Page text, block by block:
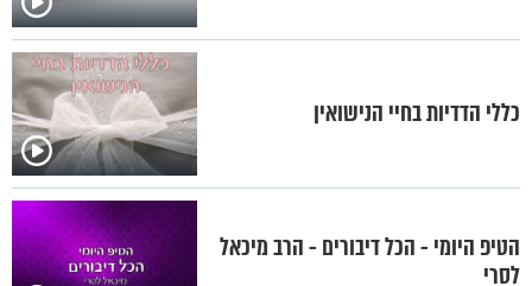
כללי הדדיות בחיי הנישואין
הטיפ היומי - הכל דיבורים - הרב מיכאל
לסרי